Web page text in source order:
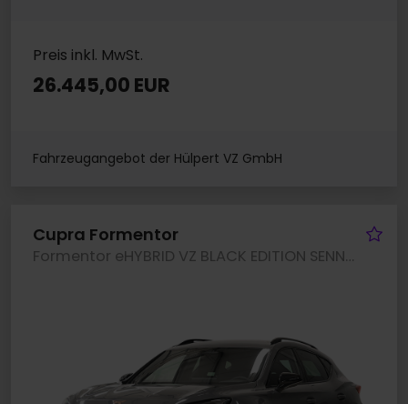
Preis inkl. MwSt.
26.445,00 EUR
Fahrzeugangebot der Hülpert VZ GmbH
Cupra Formentor
Formentor eHYBRID VZ BLACK EDITION SENNHEISER